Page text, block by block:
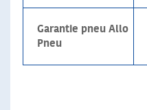
Garantie pneu Allo
Pneu